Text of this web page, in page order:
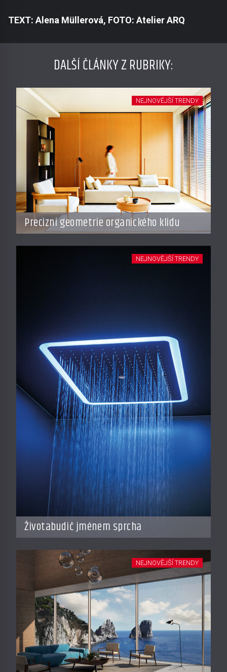
TEXT: Alena Müllerová, FOTO: Atelier ARQ
DALŠÍ ČLÁNKY Z RUBRIKY:
Precizní geometrie organického klidu
NEJNOVĚJŠÍ TRENDY
Životabudič jménem sprcha
NEJNOVĚJŠÍ TRENDY
NEJNOVĚJŠÍ TRENDY